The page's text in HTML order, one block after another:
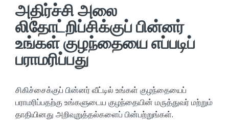
அதிர்ச்சி அலை
லிதோட்றிப்சிக்குப் பின்னர்
உங்கள் குழந்தையை எப்படிப்
பராமரிப்பது
சிகிச்சைக்குப் பின்னர் வீட்டில் உங்கள் குழந்தையைப்
பராமரிப்பதற்கு உங்களுடைய குழந்தையின் மருத்துவர் மற்றும்
தாதியினது அறிவுறுத்தல்களைப் பின்பற்றுங்கள்.